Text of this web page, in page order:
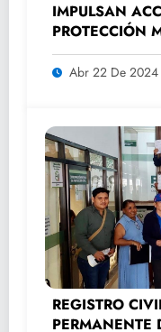
IMPULSAN
PROTECCIÓN
Abr 22 De 2024
REGISTRO
PERMANENTE